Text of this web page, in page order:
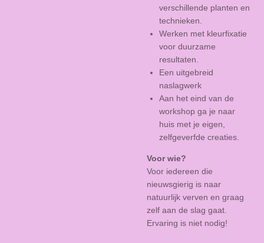
verschillende planten en
technieken.
Werken met kleurfixatie
voor duurzame
resultaten.
Een uitgebreid
naslagwerk
Aan het eind van de
workshop ga je naar
huis met je eigen,
zelfgeverfde creaties.
Voor wie?
Voor iedereen die
nieuwsgierig is naar
natuurlijk verven en graag
zelf aan de slag gaat.
Ervaring is niet nodig!